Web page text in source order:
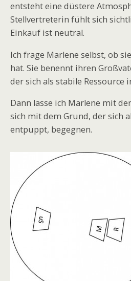
entsteht eine düstere
Stellvertreterin fühlt sich
Einkauf ist neutral.
Ich frage Marlene selbst, ob
hat. Sie benennt ihren
der sich als stabile Ressource
Dann lasse ich Marlene mit
sich mit dem Grund, der sich
entpuppt, begegnen.